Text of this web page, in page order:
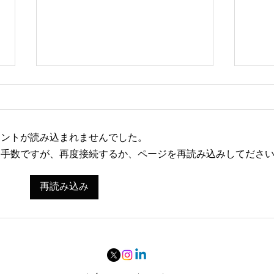
"今日の1枚" 4月6日 大丈夫
トが読み込まれませんでした。
数ですが、再度接続するか、ページを再読み込みしてださい
再読み込み